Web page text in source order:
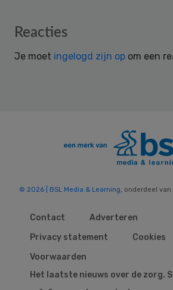
Reader
Reacties
Je moet ingelogd zijn op om een
© 2026 | BSL Media & Learning, onderdeel van
Contact
Adverteren
Privacy statement
Cookies
Voorwaarden
Het laatste nieuws over de zorg.